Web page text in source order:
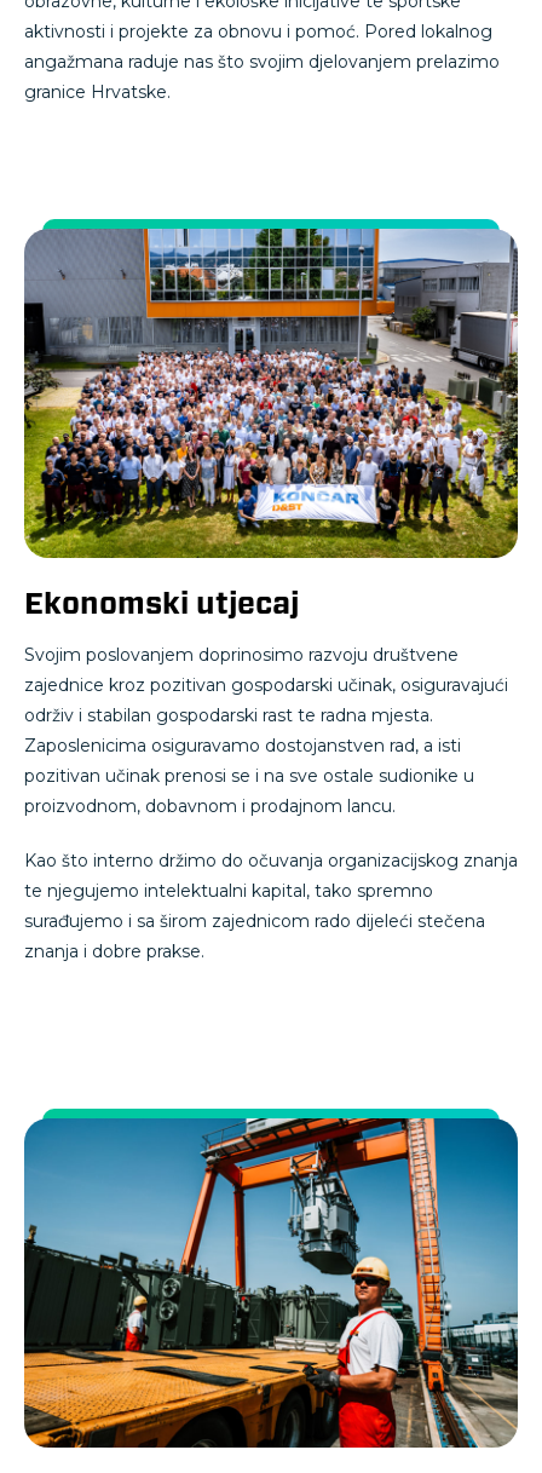
aktivnosti i projekte za obnovu i pomoć. Pored lokalnog
angažmana raduje nas što svojim djelovanjem prelazimo
granice Hrvatske.
Ekonomski utjecaj
Svojim poslovanjem doprinosimo razvoju društvene
zajednice kroz pozitivan gospodarski učinak, osiguravajući
održiv i stabilan gospodarski rast te radna mjesta.
Zaposlenicima osiguravamo dostojanstven rad, a isti
pozitivan učinak prenosi se i na sve ostale sudionike u
proizvodnom, dobavnom i prodajnom lancu.
Kao što interno držimo do očuvanja organizacijskog znanja
te njegujemo intelektualni kapital, tako spremno
surađujemo i sa širom zajednicom rado dijeleći stečena
znanja i dobre prakse.